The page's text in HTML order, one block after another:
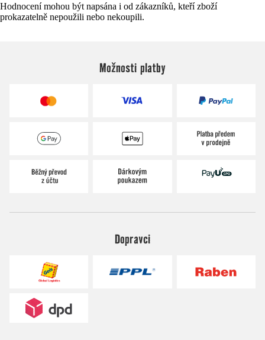
Hodnocení mohou být napsána i od zákazníků, kteří zboží
prokazatelně nepoužili nebo nekoupili.
Možnosti platby
Dopravci